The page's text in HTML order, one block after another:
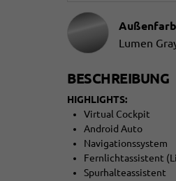
Lumen
BESCHREIBUNG
HIGHLIGHTS:
Virtual Cockpit
Android Auto
Navigationssystem
Fernlichtassistent
Spurhalteassistent